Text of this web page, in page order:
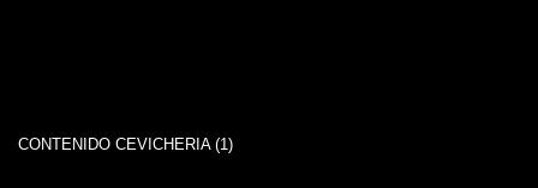
CONTENIDO CEVICHERIA (1)